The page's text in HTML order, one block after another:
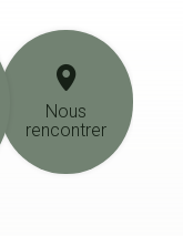
Nous
rencontrer